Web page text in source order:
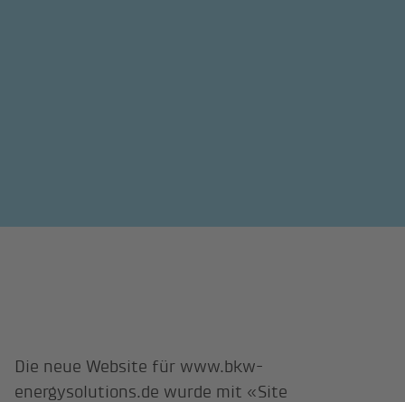
Die neue Website für www.bkw-
energysolutions.de wurde mit «Site